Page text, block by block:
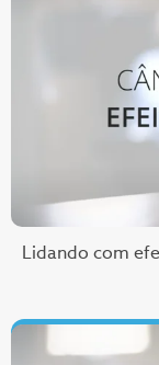
Lidando com